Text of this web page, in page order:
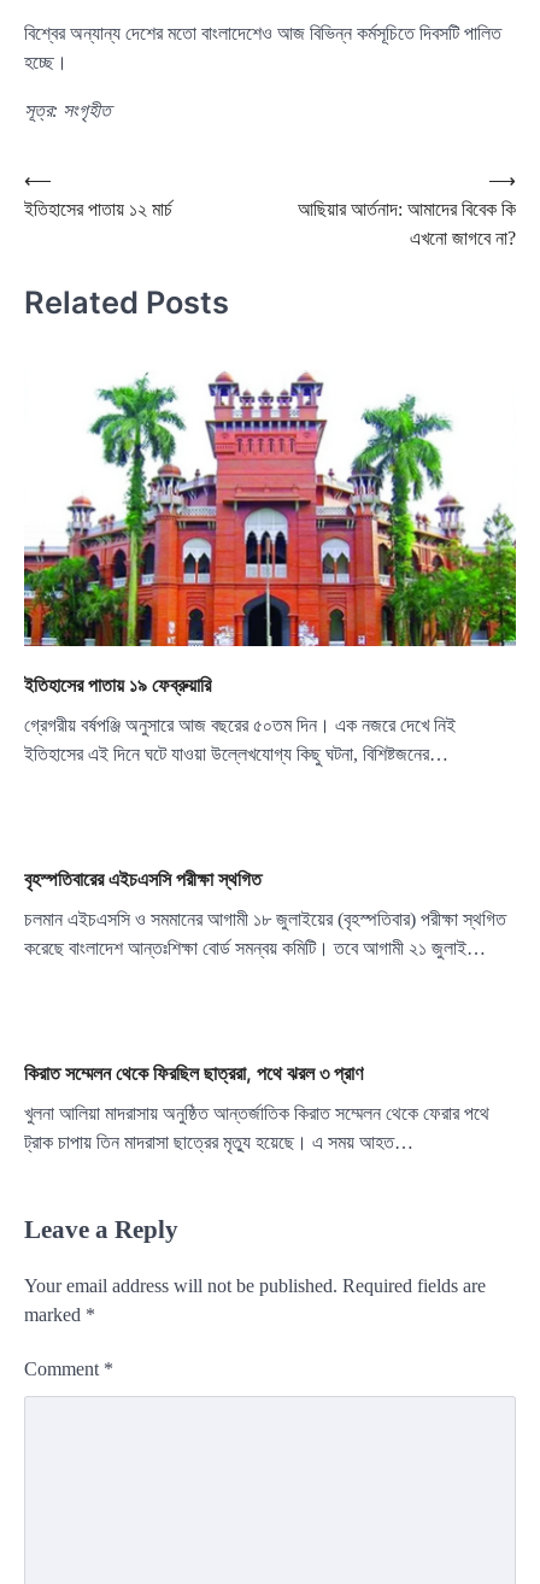
বিশ্বের অন্যান্য দেশের মতো বাংলাদেশেও আজ বিভিন্ন কর্মসূচিতে দিবসটি পালিত
হচ্ছে।
সূত্র: সংগৃহীত
Post
navigation
⟵
ইতিহাসের পাতায় ১২ মার্চ
আছিয়ার আর্তনাদ: আমাদের বিবেক কি
এখনো জাগবে না?
⟶
Related Posts
ইতিহাসের পাতায় ১৯ ফেব্রুয়ারি
গ্রেগরীয় বর্ষপঞ্জি অনুসারে আজ বছরের ৫০তম দিন। এক নজরে দেখে নিই
ইতিহাসের এই দিনে ঘটে যাওয়া উল্লেখযোগ্য কিছু ঘটনা, বিশিষ্টজনের…
বৃহস্পতিবারের এইচএসসি পরীক্ষা স্থগিত
চলমান এইচএসসি ও সমমানের আগামী ১৮ জুলাইয়ের (বৃহস্পতিবার) পরীক্ষা স্থগিত
করেছে বাংলাদেশ আন্তঃশিক্ষা বোর্ড সমন্বয় কমিটি। তবে আগামী ২১ জুলাই…
কিরাত সম্মেলন থেকে ফিরছিল ছাত্ররা, পথে ঝরল ৩ প্রাণ
খুলনা আলিয়া মাদরাসায় অনুষ্ঠিত আন্তর্জাতিক কিরাত সম্মেলন থেকে ফেরার পথে
ট্রাক চাপায় তিন মাদরাসা ছাত্রের মৃত্যু হয়েছে। এ সময় আহত…
Leave a Reply
Your email address will not be published. Required fields are
marked *
Comment *